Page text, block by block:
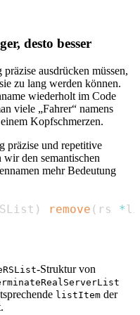
desto besser
ausdrücken müssen,
zu lang werden können.
wiederholt im Code
viele „Fahrer“ namens
Kopfschmerzen.
präzise und repetitive
den semantischen
mehr Bedeutung
) remove ( rs *
-Struktur von
listItem der